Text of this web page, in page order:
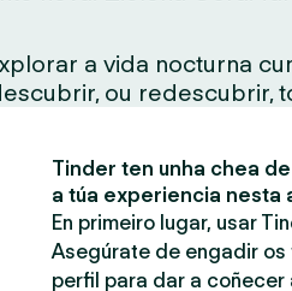
a vida nocturna
ou redescubrir,
Tinder ten unha chea
a túa experiencia nesta
En primeiro lugar, usar
Asegúrate de engadir
perfil para dar a